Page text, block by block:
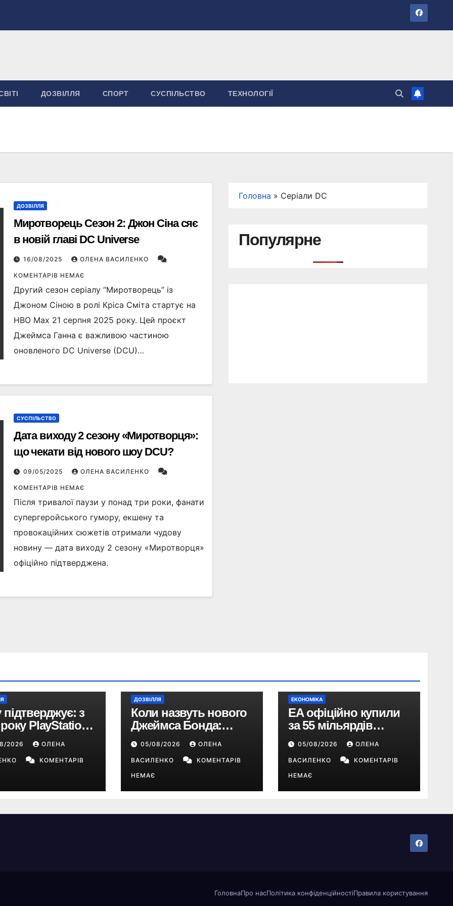
ДОЗВІЛЛЯ СПОРТ СУСПІЛЬСТВО ТЕХНОЛОГІЇ
ДОЗВІЛЛЯ
Миротворець Сезон 2: Джон Сіна сяє
в новій главі DC Universe
16/08/2025 ОЛЕНА ВАСИЛЕНКО
КОМЕНТАРІВ НЕМАЄ
Другий сезон серіалу “Миротворець” із
Джоном Сіною в ролі Кріса Сміта стартує на
HBO Max 21 серпня 2025 року. Цей проєкт
Джеймса Ганна є важливою частиною
оновленого DC Universe (DCU)…
СУСПІЛЬСТВО
Дата виходу 2 сезону «Миротворця»:
що чекати від нового шоу DCU?
09/05/2025 ОЛЕНА ВАСИЛЕНКО
КОМЕНТАРІВ НЕМАЄ
Після тривалої паузи у понад три роки, фанати
супергеройського гумору, екшену та
провокаційних сюжетів отримали чудову
новину — дата виходу 2 сезону «Миротворця»
офіційно підтверджена.
Головна » Серіали DC
Популярне
з
PlayStation
виключно на
ігри
2026 ОЛЕНА
КОМЕНТАРІВ
ДОЗВІЛЛЯ
Коли назвуть нового
Джеймса Бонда:
продюсери
повідомили про
терміни кастингу
05/08/2026 ОЛЕНА
ВАСИЛЕНКО
КОМЕНТАРІВ
НЕМАЄ
ЕКОНОМІКА
EA офіційно купили
за 55 мільярдів
доларів: що буде з EA
Sports FC, Battlefield і
The Sims
05/08/2026 ОЛЕНА
ВАСИЛЕНКО
КОМЕНТАРІВ
НЕМАЄ
ГоловнаПро насПолітика конфіденційностіПравила користування